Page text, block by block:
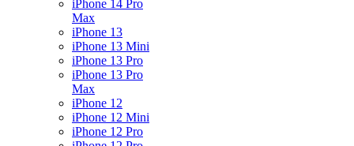
iPhone 14 Pro
Max
iPhone 13
iPhone 13 Mini
iPhone 13 Pro
iPhone 13 Pro
Max
iPhone 12
iPhone 12 Mini
iPhone 12 Pro